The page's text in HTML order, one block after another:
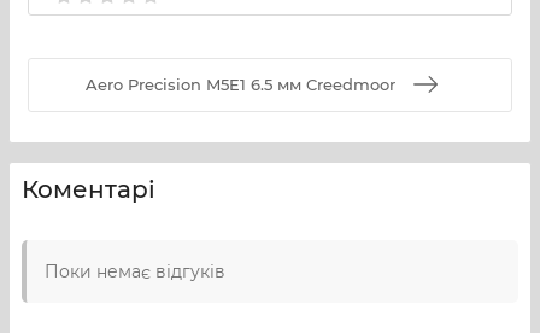
Aero Precision M5E1 6.5 мм Creedmoor
Коментарі
Поки немає відгуків